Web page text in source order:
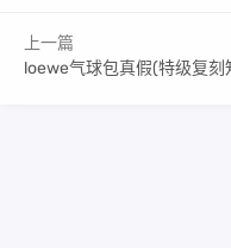
上一篇
loewe气球包真假(特级复刻知识讲